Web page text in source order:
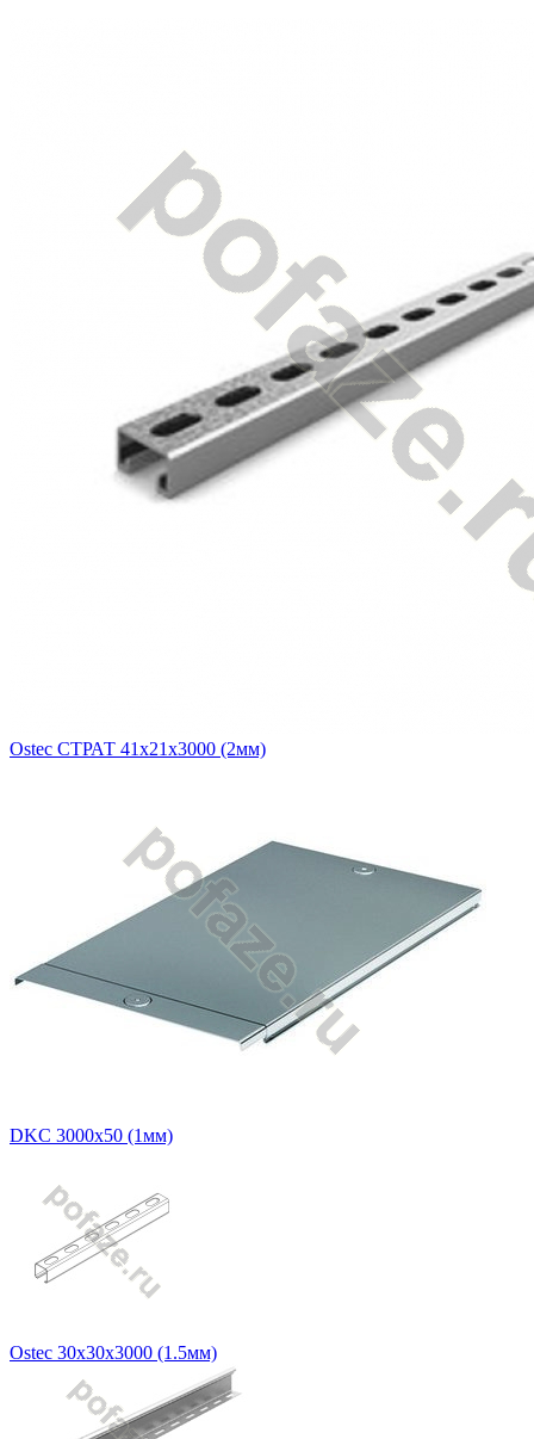
Ostec СТРАТ 41х21х3000 (2мм)
DKC 3000х50 (1мм)
Ostec 30х30х3000 (1.5мм)